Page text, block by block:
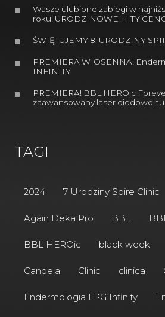
Wasze ulubione zabiegi w
roku! URODZINOWE HITY
ŚWIĘTUJEMY 8. URODZINY
PREMIERA WIOSENNA!
INFINITY
PREMIERA! BBL HEROic
zaawansowany laser diodowo-
TAGI
2024 7 Urodziny Spire Clinic
Again Deka Pro BBL
BBL HEROic black week
Candela Clinic clinica
Endermologia LPG Infinity